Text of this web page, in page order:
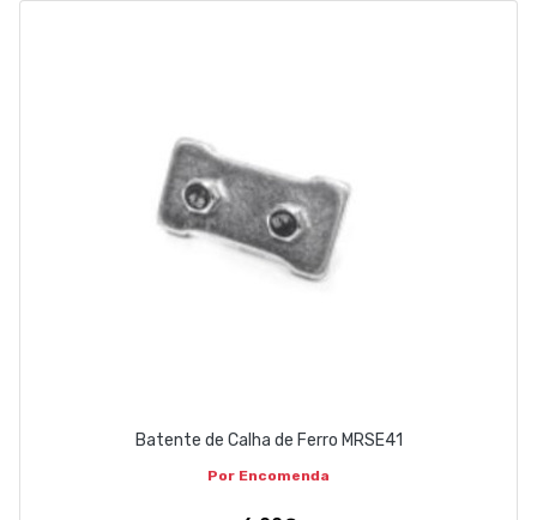
Batente de Calha de Ferro MRSE41
Por Encomenda